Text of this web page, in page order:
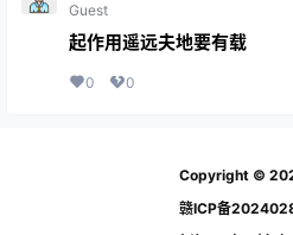
Guest
起作用遥远夫地要有载
0 0
Copyright ©
赣ICP备